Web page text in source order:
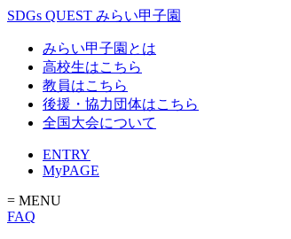
SDGs QUEST みらい甲子園
みらい甲子園とは
高校生はこちら
教員はこちら
後援・協力団体はこちら
全国大会について
ENTRY
MyPAGE
= MENU
FAQ